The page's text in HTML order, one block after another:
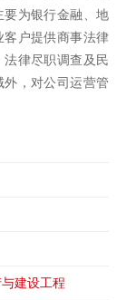
要为银行金融、地
客户提供商事法律
律尽职调查及民
，对公司运营管
建设工程